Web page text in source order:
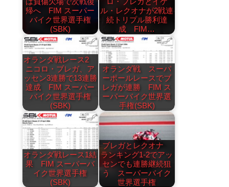
帰へ FIM スーパー
バイク世界選手権
(SBK)
ル・レクオナが2戦連
続トリプル勝利達
成 FIM…
オランダ戦レース2
ニコロ・ブレガ、ア
ッセン3連勝で13連勝
達成 FIM スーパー
バイク世界選手権
(SBK)
オランダ戦 スーパ
ーポールレースでブ
レガが連勝 FIM ス
ーパーバイク世界選
手権(SBK)
オランダ戦レース1結
果 FIM スーパーバ
イク世界選手権
(SBK)
ブレガとレクオナ
ランキング1-2でアッ
センでも連勝継続狙
う スーパーバイク
世界選手権